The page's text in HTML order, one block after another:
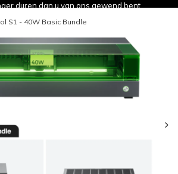
duren dan u van ons gewend bent.
S1 - 40W Basic Bundle